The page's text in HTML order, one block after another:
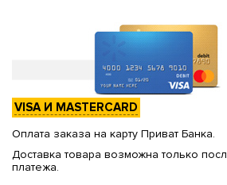
VISA И MASTERCARD
Оплата заказа на карту Приват Банка.
Доставка товара возможна только
платежа.